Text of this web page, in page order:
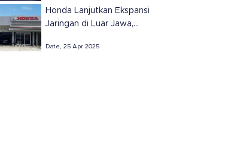
Honda Lanjutkan Ekspansi
Jaringan di Luar Jawa,
di Sumatera Selatan
Date, 25 Apr 2025